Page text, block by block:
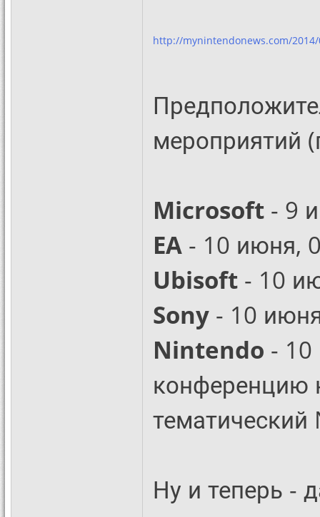
http://mynintendonews.com/
мероприятий
Microsoft - 9
EA - 10 июня,
Ubisoft - 10
Sony - 10
Nintendo - 10
конференцию
Ну и теперь -